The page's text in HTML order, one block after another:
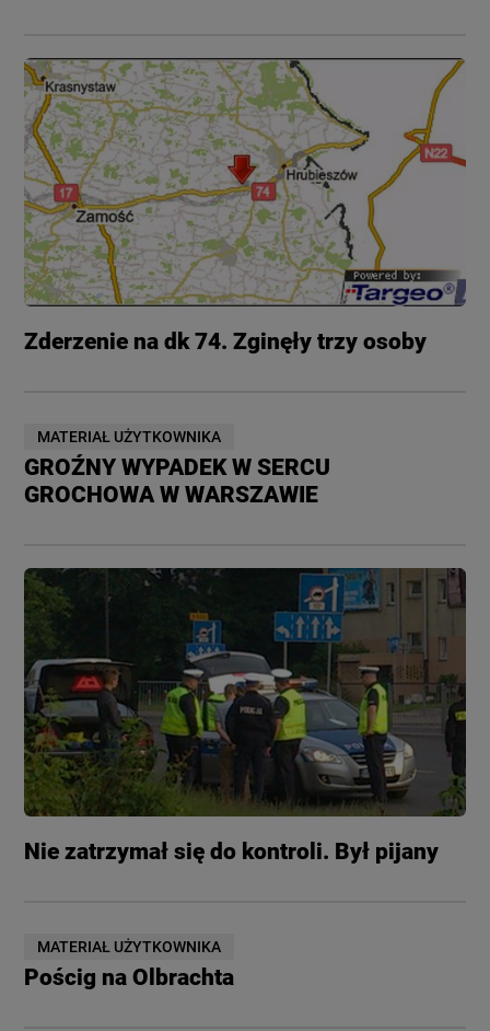
Zderzenie na dk 74. Zginęły trzy osoby
MATERIAŁ UŻYTKOWNIKA
GROŹNY WYPADEK W SERCU
GROCHOWA W WARSZAWIE
Nie zatrzymał się do kontroli. Był pijany
MATERIAŁ UŻYTKOWNIKA
Pościg na Olbrachta